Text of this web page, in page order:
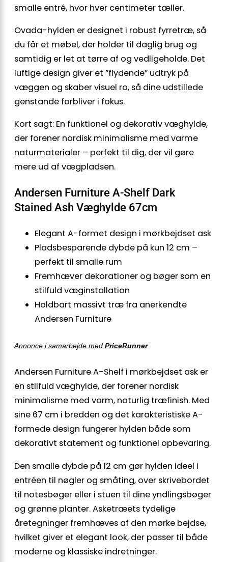
smalle entré, hvor hver centimeter tæller.
Ovada-hylden er designet i robust fyrretræ, så
du får et møbel, der holder til daglig brug og
samtidig er let at tørre af og vedligeholde. Det
luftige design giver et ”flydende” udtryk på
væggen og skaber visuel ro, så dine udstillede
genstande forbliver i fokus.
Kort sagt: En funktionel og dekorativ væghylde,
der forener nordisk minimalisme med varme
naturmaterialer – perfekt til dig, der vil gøre
mere ud af vægpladsen.
Andersen Furniture A-Shelf Dark
Stained Ash Væghylde 67cm
Elegant A-formet design i mørkbejdset ask
Pladsbesparende dybde på kun 12 cm –
perfekt til smalle rum
Fremhæver dekorationer og bøger som en
stilfuld væginstallation
Holdbart massivt træ fra anerkendte
Andersen Furniture
Annonce i samarbejde med PriceRunner
Andersen Furniture A-Shelf i mørkbejdset ask er
en stilfuld væghylde, der forener nordisk
minimalisme med varm, naturlig træfinish. Med
sine 67 cm i bredden og det karakteristiske A-
formede design fungerer hylden både som
dekorativt statement og funktionel opbevaring.
Den smalle dybde på 12 cm gør hylden ideel i
entréen til nøgler og småting, over skrivebordet
til notesbøger eller i stuen til dine yndlingsbøger
og grønne planter. Asketræets tydelige
åretegninger fremhæves af den mørke bejdse,
hvilket giver et elegant look, der passer til både
moderne og klassiske indretninger.